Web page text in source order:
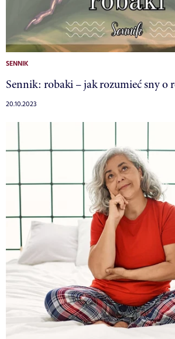
SENNIK
Sennik: robaki – jak rozumieć sny o
20.10.2023